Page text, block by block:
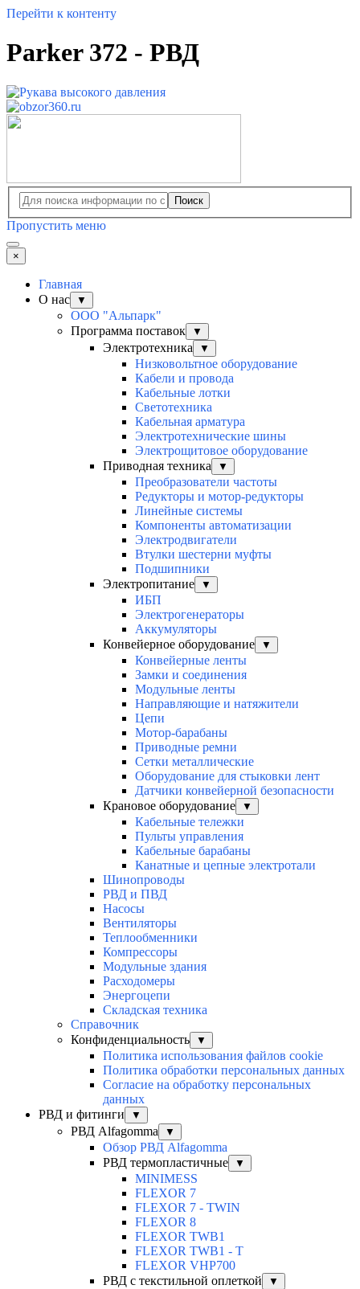
Перейти к контенту
Parker 372 - РВД
Поиск
Пропустить меню
×
Главная
О нас
▼
ООО "Альпарк"
Программа поставок
▼
Электротехника ▼
Низковольтное оборудование
Кабели и провода
Кабельные лотки
Светотехника
Кабельная арматура
Электротехнические шины
Электрощитовое оборудование
Приводная техника
▼
Преобразователи частоты
Редукторы и мотор-редукторы
Линейные системы
Компоненты автоматизации
Электродвигатели
Втулки шестерни муфты
Подшипники
Электропитание
▼
ИБП
Электрогенераторы
Аккумуляторы
Конвейерное оборудование
▼
Конвейерные ленты
Замки и соединения
Модульные ленты
Направляющие и натяжители
Цепи
Мотор-барабаны
Приводные ремни
Сетки металлические
Оборудование для стыковки лент
Датчики конвейерной безопасности
Крановое оборудование
▼
Кабельные тележки
Пульты управления
Кабельные барабаны
Канатные и цепные электротали
Шинопроводы
РВД и ПВД
Насосы
Вентиляторы
Теплообменники
Компрессоры
Модульные здания
Расходомеры
Энергоцепи
Складская техника
Справочник
Конфиденциальность
▼
Политика использования файлов cookie
Политика обработки персональных данных
Согласие на обработку персональных
данных
РВД и фитинги
▼
РВД Alfagomma ▼
Обзор РВД Alfagomma
РВД термопластичные
▼
MINIMESS
FLEXOR 7
FLEXOR 7 - TWIN
FLEXOR 8
FLEXOR TWB1
FLEXOR TWB1 - T
FLEXOR VHP700
РВД с текстильной оплеткой
▼